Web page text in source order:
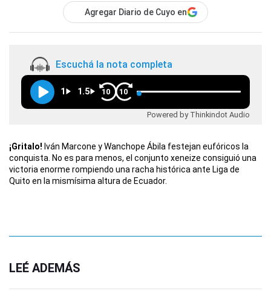
Agregar Diario de Cuyo en
Escuchá la nota completa
1 1.5 10 10
Powered by Thinkindot Audio
¡Gritalo! Iván Marcone y Wanchope Ábila festejan eufóricos la
conquista. No es para menos, el conjunto xeneize consiguió una
victoria enorme rompiendo una racha histórica ante Liga de
Quito en la mismísima altura de Ecuador.
LEÉ ADEMÁS